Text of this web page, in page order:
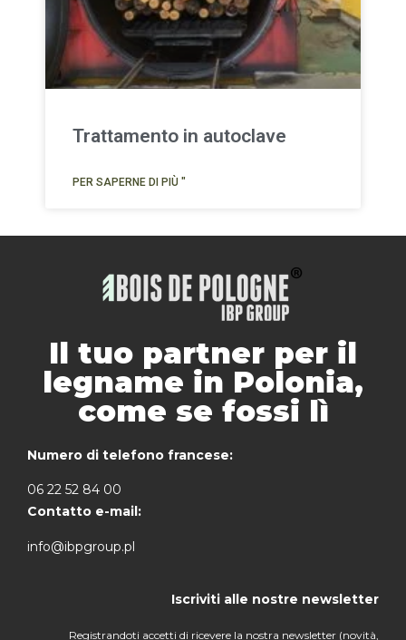
Trattamento in autoclave
PER SAPERNE DI PIÙ "
Il tuo partner per il
legname in Polonia,
come se fossi lì
Numero di telefono francese:
06 22 52 84 00
Contatto e-mail:
info@ibpgroup.pl
Iscriviti alle nostre newsletter
Registrandoti accetti di ricevere la nostra newsletter (novità,